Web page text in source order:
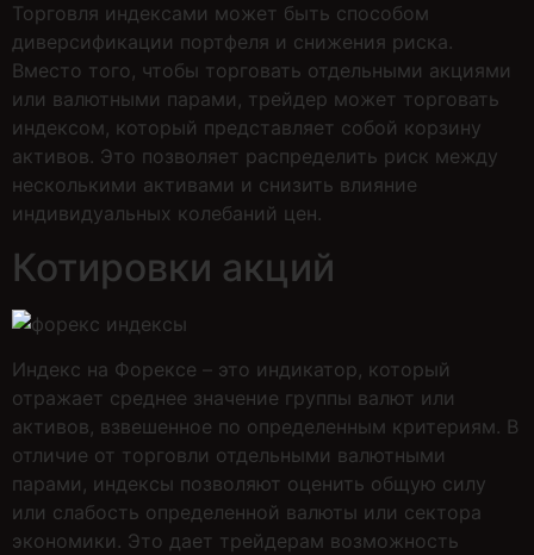
Торговля индексами может быть способом
диверсификации портфеля и снижения риска.
Вместо того, чтобы торговать отдельными акциями
или валютными парами, трейдер может торговать
индексом, который представляет собой корзину
активов. Это позволяет распределить риск между
несколькими активами и снизить влияние
индивидуальных колебаний цен.
Котировки акций
Индекс на Форексе – это индикатор, который
отражает среднее значение группы валют или
активов, взвешенное по определенным критериям. В
отличие от торговли отдельными валютными
парами, индексы позволяют оценить общую силу
или слабость определенной валюты или сектора
экономики. Это дает трейдерам возможность